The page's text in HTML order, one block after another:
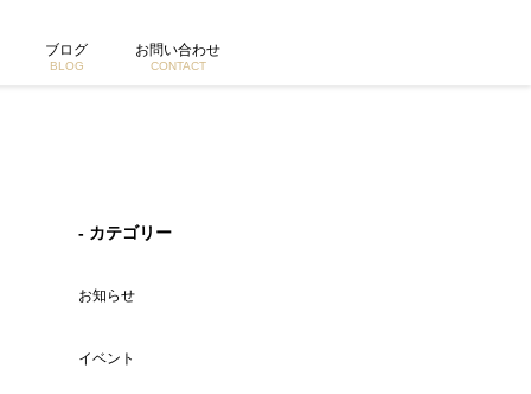
ブログ
BLOG
お問い合わせ
CONTACT
- カテゴリー
お知らせ
イベント